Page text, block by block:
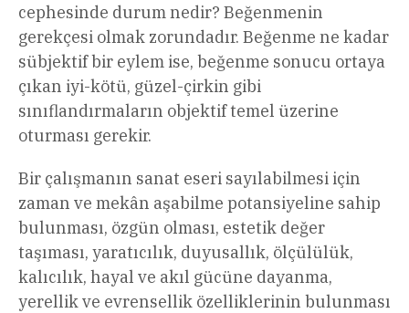
cephesinde durum nedir? Beğenmenin
gerekçesi olmak zorundadır. Beğenme ne kadar
sübjektif bir eylem ise, beğenme sonucu ortaya
çıkan iyi-kötü, güzel-çirkin gibi
sınıflandırmaların objektif temel üzerine
oturması gerekir.
Bir çalışmanın sanat eseri sayılabilmesi için
zaman ve mekân aşabilme potansiyeline sahip
bulunması, özgün olması, estetik değer
taşıması, yaratıcılık, duyusallık, ölçülülük,
kalıcılık, hayal ve akıl gücüne dayanma,
yerellik ve evrensellik özelliklerinin bulunması